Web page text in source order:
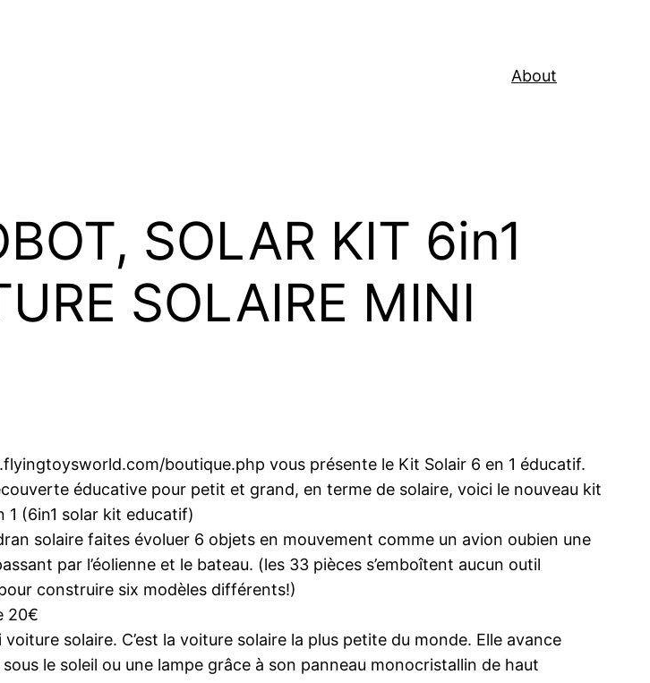
About
SOLAR KIT 6in1
SOLAIRE MINI
boutique.php vous présente le Kit Solair 6 en 1 éducatif.
éducative pour petit et grand, en terme de solaire, voici le nouveau kit
1 (6in1 solar kit educatif)
solaire faites évoluer 6 objets en mouvement comme un avion oubien une
par l’éolienne et le bateau. (les 33 pièces s’emboîtent aucun outil
construire six modèles différents!)
20€
voiture solaire. C’est la voiture solaire la plus petite du monde. Elle avance
le soleil ou une lampe grâce à son panneau monocristallin de haut